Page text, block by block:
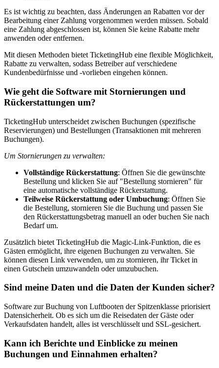
Es ist wichtig zu beachten, dass Änderungen an Rabatten vor der
Bearbeitung einer Zahlung vorgenommen werden müssen. Sobald
eine Zahlung abgeschlossen ist, können Sie keine Rabatte mehr
anwenden oder entfernen.
Mit diesen Methoden bietet TicketingHub eine flexible Möglichkeit,
Rabatte zu verwalten, sodass Betreiber auf verschiedene
Kundenbedürfnisse und -vorlieben eingehen können.
Wie geht die Software mit Stornierungen und
Rückerstattungen um?
TicketingHub unterscheidet zwischen Buchungen (spezifische
Reservierungen) und Bestellungen (Transaktionen mit mehreren
Buchungen).
Um Stornierungen zu verwalten:
Vollständige Rückerstattung: Öffnen Sie die gewünschte
Bestellung und klicken Sie auf "Bestellung stornieren" für
eine automatische vollständige Rückerstattung.
Teilweise Rückerstattung oder Umbuchung: Öffnen Sie
die Bestellung, stornieren Sie die Buchung und passen Sie
den Rückerstattungsbetrag manuell an oder buchen Sie nach
Bedarf um.
Zusätzlich bietet TicketingHub die Magic-Link-Funktion, die es
Gästen ermöglicht, ihre eigenen Buchungen zu verwalten. Sie
können diesen Link verwenden, um zu stornieren, ihr Ticket in
einen Gutschein umzuwandeln oder umzubuchen.
Sind meine Daten und die Daten der Kunden sicher?
Software zur Buchung von Luftbooten der Spitzenklasse priorisiert
Datensicherheit. Ob es sich um die Reisedaten der Gäste oder
Verkaufsdaten handelt, alles ist verschlüsselt und SSL-gesichert.
Kann ich Berichte und Einblicke zu meinen
Buchungen und Einnahmen erhalten?